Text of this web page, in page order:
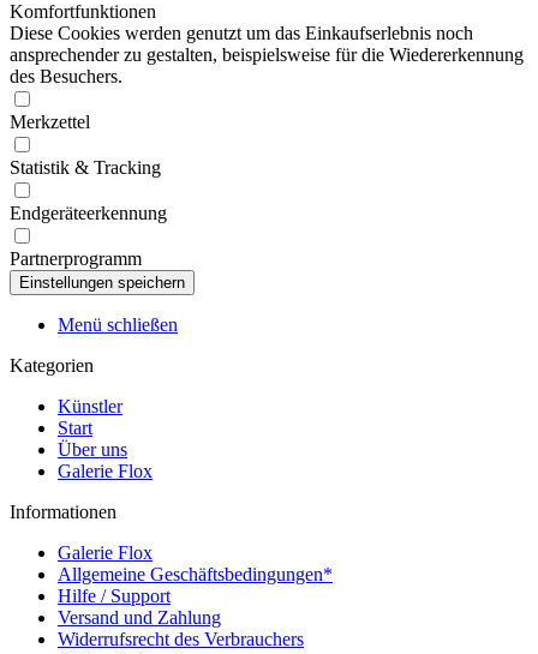
Komfortfunktionen
Diese Cookies werden genutzt um das Einkaufserlebnis noch
ansprechender zu gestalten, beispielsweise für die Wiedererkennung
des Besuchers.
Merkzettel
Statistik & Tracking
Endgeräteerkennung
Partnerprogramm
Menü schließen
Kategorien
Künstler
Start
Über uns
Galerie Flox
Informationen
Galerie Flox
Allgemeine Geschäftsbedingungen*
Hilfe / Support
Versand und Zahlung
Widerrufsrecht des Verbrauchers